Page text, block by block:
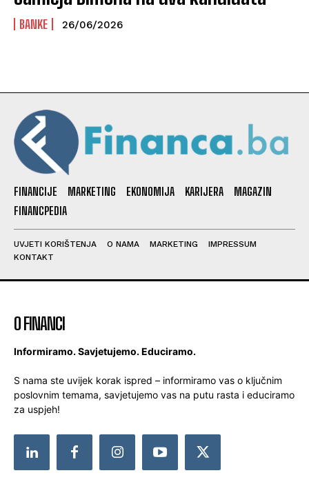
BANKE 26/06/2026
FINANCIJE MARKETING EKONOMIJA KARIJERA
MAGAZIN
FINANCPEDIA
UVJETI KORIŠTENJA O NAMA MARKETING
IMPRESSUM
KONTAKT
O FINANCI
Informiramo. Savjetujemo. Educiramo.
S nama ste uvijek korak ispred – informiramo vas o ključnim
poslovnim temama, savjetujemo vas na putu rasta i educiramo
za uspjeh!